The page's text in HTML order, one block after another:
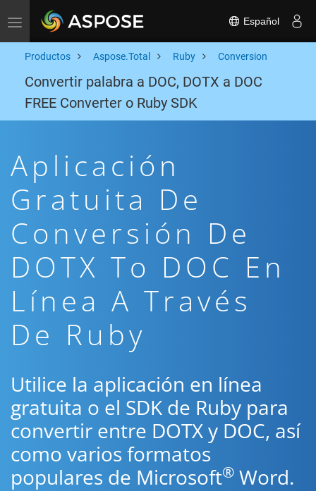
Toggle navigation Español
Productos Aspose.Total Ruby Conversion
Convertir palabra a DOC, DOTX a DOC
FREE Converter o Ruby SDK
Aplicación
Gratuita De
Conversión De
DOTX To DOC En
Línea A Través
De Ruby
Utilice la aplicación en línea
gratuita o el SDK de Ruby para
convertir entre DOTX y DOC, así
como varios formatos
populares de Microsoft® Word.